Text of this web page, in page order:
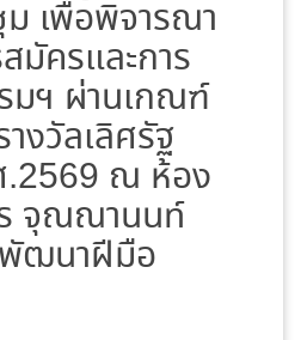
ม เพื่อพิจารณา
มัครและการ
มฯ ผ่านเกณฑ์
างวัลเลิศรัฐ
.2569 ณ ห้อง
จุณณานนท์
ฒนาฝีมือ